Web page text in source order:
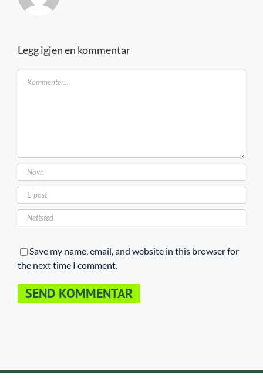
Legg igjen en kommentar
Save my name, email, and website in this browser for
the next time I comment.